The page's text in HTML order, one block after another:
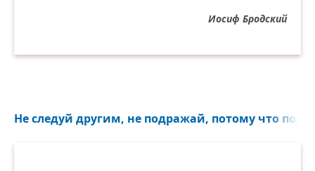
Иосиф Бродский
Не следуй другим, не подражай, потому что